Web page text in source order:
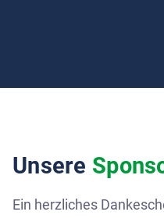
Unsere
Ein herzliches